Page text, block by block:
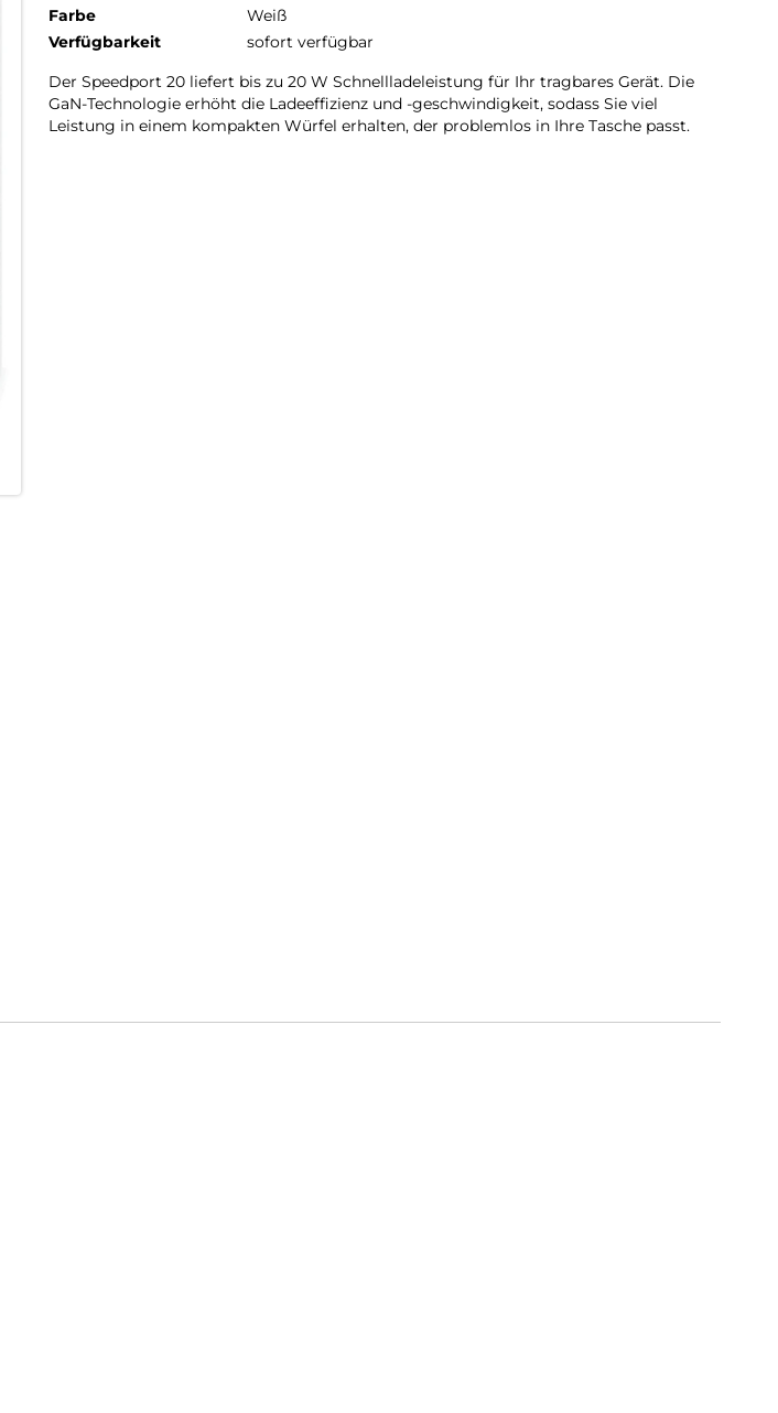
Farbe
Weiß
Verfügbarkeit
sofort verfügbar
Der Speedport 20 liefert bis zu 20 W Schnellladeleistung für Ihr tragbares Gerät. Die
GaN-Technologie erhöht die Ladeeffizienz und -geschwindigkeit, sodass Sie viel
Leistung in einem kompakten Würfel erhalten, der problemlos in Ihre Tasche passt.